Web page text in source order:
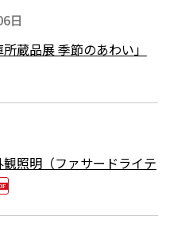
アプリ」による一部
の元金部分について
客さまのご都合によ
済される場合に必要
円
料を無料といたしま
日
蔵品展 季節のあわい」
観照明（ファサードライテ